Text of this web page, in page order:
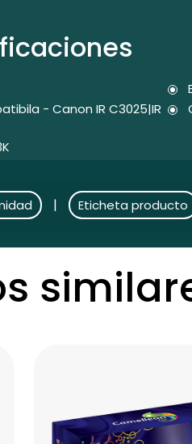
- Canon IR C3025|IR
| Eticheta producto